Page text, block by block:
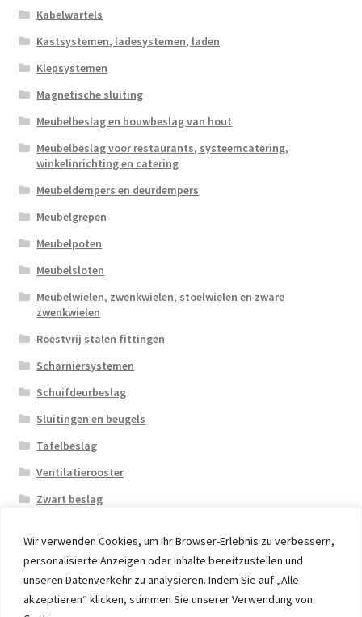
Wir verwenden Cookies, um Ihr Browser-Erlebnis zu verbessern,
personalisierte Anzeigen oder Inhalte bereitzustellen und
unseren Datenverkehr zu analysieren. Indem Sie auf „Alle
akzeptieren“ klicken, stimmen Sie unserer Verwendung von
Kabelwartels
Kastsystemen, ladesystemen, laden
Klepsystemen
Magnetische sluiting
Meubelbeslag en bouwbeslag van hout
Meubelbeslag voor restaurants, systeemcatering,
winkelinrichting en catering
Meubeldempers en deurdempers
Meubelgrepen
Meubelpoten
Meubelsloten
Meubelwielen, zwenkwielen, stoelwielen en zware
zwenkwielen
Roestvrij stalen fittingen
Scharniersystemen
Schuifdeurbeslag
Sluitingen en beugels
Tafelbeslag
Ventilatierooster
Zwart beslag